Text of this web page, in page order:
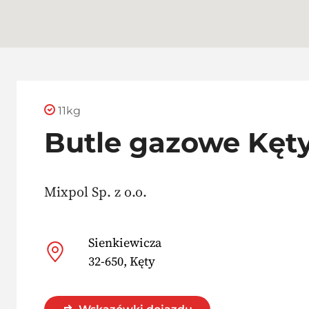
11kg
Butle gazowe
Mixpol Sp. z o.o.
Sienkiewicza
32-650, Kęty